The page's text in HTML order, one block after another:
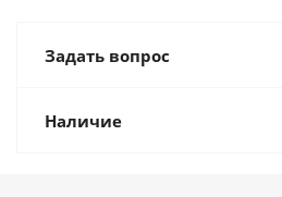
Задать вопрос
Наличие